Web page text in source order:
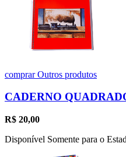
comprarOutros produtos
CADERNO
R$ 20,00
Disponível Somente para o